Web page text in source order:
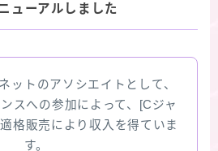
ューアルしました
ットのアソシエイトとして、
スへの参加によって、[Cジャ
格販売により収入を得ていま
す。